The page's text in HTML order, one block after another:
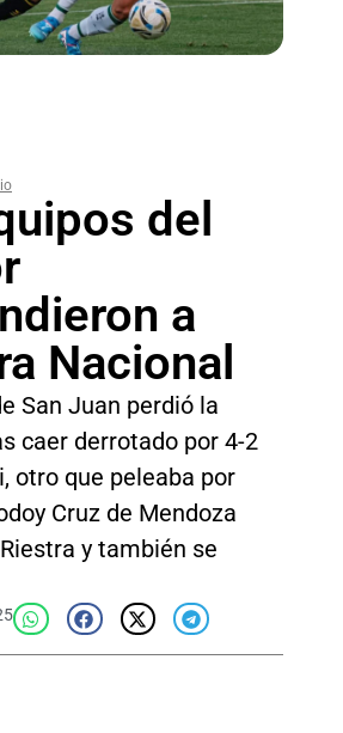
del
a
Nacional
San Juan perdió la
caer derrotado por 4-2
otro que peleaba por
Cruz de Mendoza
y también se